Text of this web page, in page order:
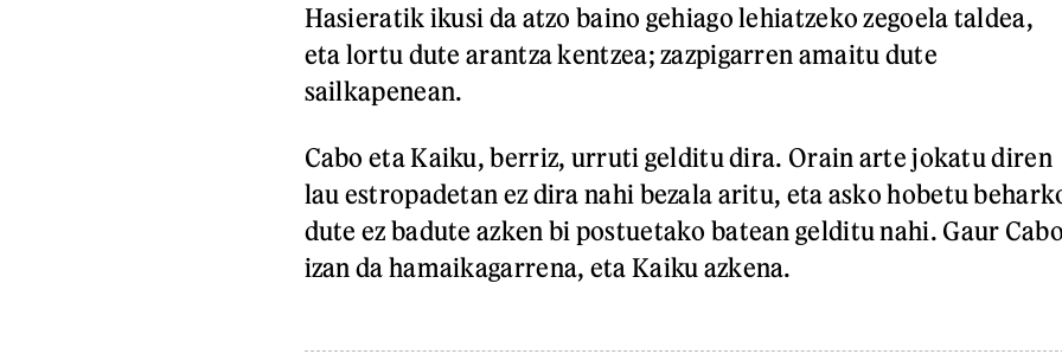
Hasieratik ikusi da atzo baino gehiago lehiatzeko zegoela taldea,
eta lortu dute arantza kentzea; zazpigarren amaitu dute
sailkapenean.
Cabo eta Kaiku, berriz, urruti gelditu dira. Orain arte jokatu diren
lau estropadetan ez dira nahi bezala aritu, eta asko hobetu
dute ez badute azken bi postuetako batean gelditu nahi. Gaur
izan da hamaikagarrena, eta Kaiku azkena.